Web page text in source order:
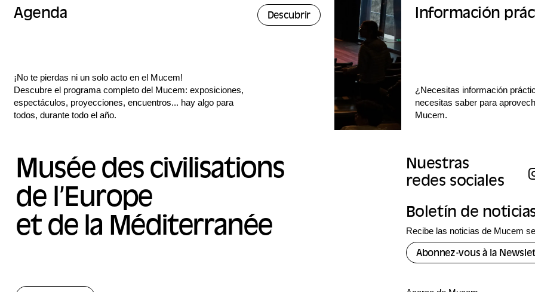
Agenda Descubrir
¡No te pierdas ni un solo acto en el Mucem!
Descubre el programa completo del Mucem: exposiciones,
espectáculos, proyecciones, encuentros... hay algo para
todos, durante todo el año.
Información
¿Necesitas información
necesitas saber para
Mucem.
Musée des civilisations
de l’Europe
et de la Méditerranée
Nuestras
redes sociales
Boletín de
Recibe las noticias de Mucem
Abonnez-vous à la